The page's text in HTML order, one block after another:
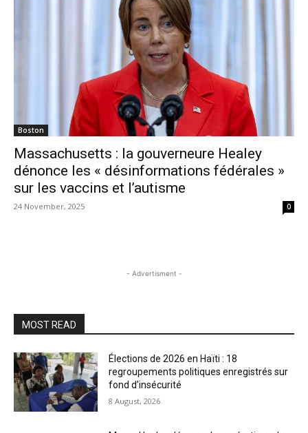
Boston
Massachusetts : la gouverneure Healey
dénonce les « désinformations fédérales »
sur les vaccins et l’autisme
24 November, 2025 0
- Advertisment -
MOST READ
Élections de 2026 en Haïti : 18
regroupements politiques enregistrés sur
fond d’insécurité
8 August, 2026